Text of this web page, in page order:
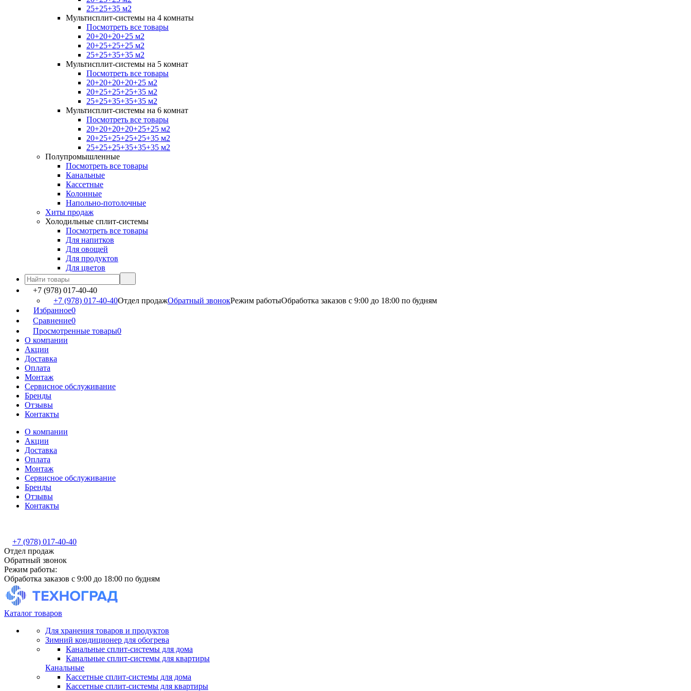
25+25+35 м2
Мультисплит-системы на 4 комнаты
Посмотреть все товары
20+20+20+25 м2
20+25+25+25 м2
25+25+35+35 м2
Мультисплит-системы на 5 комнат
Посмотреть все товары
20+20+20+20+25 м2
20+25+25+25+35 м2
25+25+35+35+35 м2
Мультисплит-системы на 6 комнат
Посмотреть все товары
20+20+20+20+25+25 м2
20+25+25+25+25+35 м2
25+25+25+35+35+35 м2
Полупромышленные
Посмотреть все товары
Канальные
Кассетные
Колонные
Напольно-потолочные
Хиты продаж
Холодильные сплит-системы
Посмотреть все товары
Для напитков
Для овощей
Для продуктов
Для цветов
+7 (978) 017-40-40
+7 (978) 017-40-40Отдел продажОбратный звонокРежим работыОбработка заказов с 9:00 до 18:00 по будням
Избранное0
Сравнение0
Просмотренные товары0
О компании
Акции
Доставка
Оплата
Монтаж
Сервисное обслуживание
Бренды
Отзывы
Контакты
О компании
Акции
Доставка
Оплата
Монтаж
Сервисное обслуживание
Бренды
Отзывы
Контакты
+7 (978) 017-40-40
Отдел продаж
Обратный звонок
Режим работы:
Обработка заказов с 9:00 до 18:00 по будням
Каталог товаров
Для хранения товаров и продуктов
Зимний кондиционер для обогрева
Канальные сплит-системы для дома
Канальные сплит-системы для квартиры
Канальные
Кассетные сплит-системы для дома
Кассетные сплит-системы для квартиры